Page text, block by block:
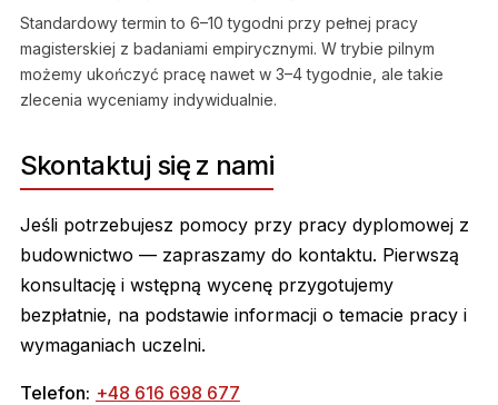
Standardowy termin to 6–10 tygodni przy pełnej pracy
magisterskiej z badaniami empirycznymi. W trybie pilnym
możemy ukończyć pracę nawet w 3–4 tygodnie, ale takie
zlecenia wyceniamy indywidualnie.
Skontaktuj się z nami
Jeśli potrzebujesz pomocy przy pracy dyplomowej z
budownictwo — zapraszamy do kontaktu. Pierwszą
konsultację i wstępną wycenę przygotujemy
bezpłatnie, na podstawie informacji o temacie pracy i
wymaganiach uczelni.
Telefon: +48 616 698 677